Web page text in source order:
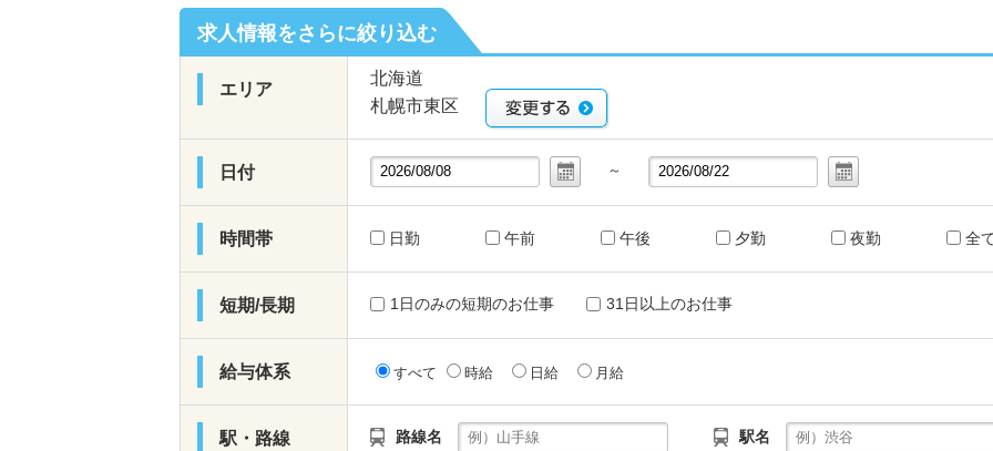
求人情報をさらに絞り込む
エリア
北海道
札幌市東区
日付 ～
時間帯 日勤 午前 午後 夕勤 夜勤 全
短期/長期 1日のみの短期のお仕事 31日以上のお仕事
給与体系 すべて 時給 日給 月給
駅・路線 路線名 駅名